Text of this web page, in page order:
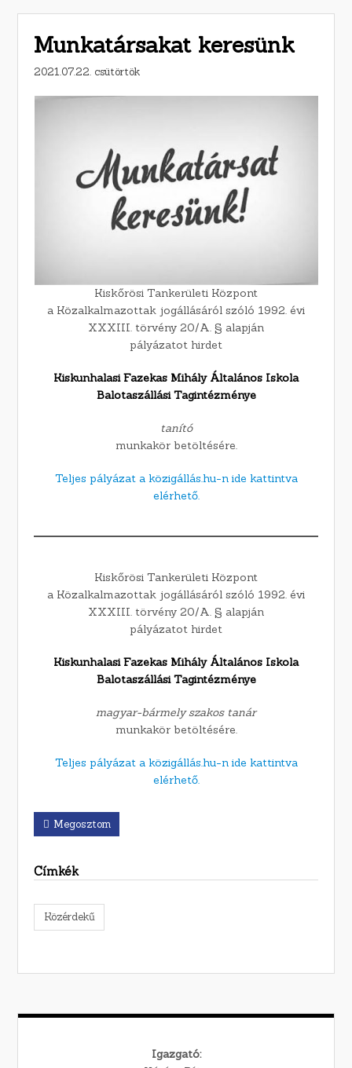
Munkatársakat keresünk
2021.07.22. csütörtök
Kiskőrösi Tankerületi Központ
a Közalkalmazottak jogállásáról szóló 1992. évi
XXXIII. törvény 20/A. § alapján
pályázatot hirdet
Kiskunhalasi Fazekas Mihály Általános Iskola
Balotaszállási Tagintézménye
tanító
munkakör betöltésére.
Teljes pályázat a közigállás.hu-n ide kattintva
elérhető.
Kiskőrösi Tankerületi Központ
a Közalkalmazottak jogállásáról szóló 1992. évi
XXXIII. törvény 20/A. § alapján
pályázatot hirdet
Kiskunhalasi Fazekas Mihály Általános Iskola
Balotaszállási Tagintézménye
magyar-bármely szakos tanár
munkakör betöltésére.
Teljes pályázat a közigállás.hu-n ide kattintva
elérhető.
Megosztom
Címkék
Közérdekű
Igazgató: